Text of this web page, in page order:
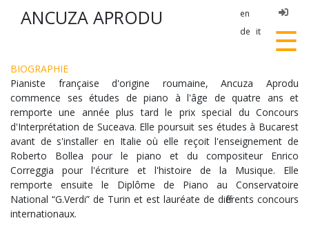
ANCUZA APRODU
en
de it ☰
BIOGRAPHIE
Pianiste française d'origine roumaine, Ancuza Aprodu
commence ses études de piano à l'âge de quatre ans et
remporte une année plus tard le prix special du Concours
d'Interprétation de Suceava. Elle poursuit ses études à Bucarest
avant de s'installer en Italie où elle reçoit l'enseignement de
Roberto Bollea pour le piano et du compositeur Enrico
Correggia pour l'écriture et l'histoire de la Musique. Elle
remporte ensuite le Diplôme de Piano au Conservatoire
National “G.Verdi” de Turin et est lauréate de différents concours
internationaux.